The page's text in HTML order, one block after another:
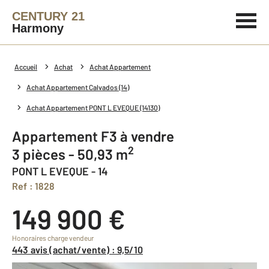
CENTURY 21
Harmony
Accueil Achat Achat Appartement
Achat Appartement Calvados (14)
Achat Appartement PONT L EVEQUE (14130)
Appartement F3 à vendre
3 pièces - 50,93 m2
PONT L EVEQUE - 14
Ref : 1828
149 900 €
Honoraires charge vendeur
443 avis (achat/vente) : 9,5/10